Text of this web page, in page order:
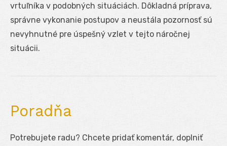
vrtuľníka v podobných situáciách. Dôkladná príprava,
správne vykonanie postupov a neustála pozornosť sú
nevyhnutné pre úspešný vzlet v tejto náročnej
situácii.
Poradňa
Potrebujete radu? Chcete pridať komentár, doplniť